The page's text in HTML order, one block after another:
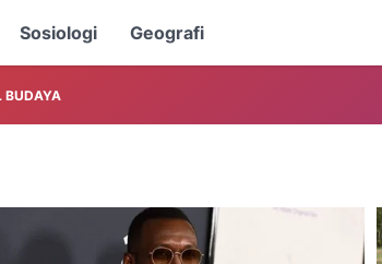
Sosiologi Geografi
BUDAYA